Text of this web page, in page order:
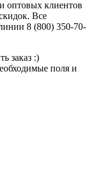
оптовых клиентов
Все
8 (800) 350-70-
заказ :)
поля и